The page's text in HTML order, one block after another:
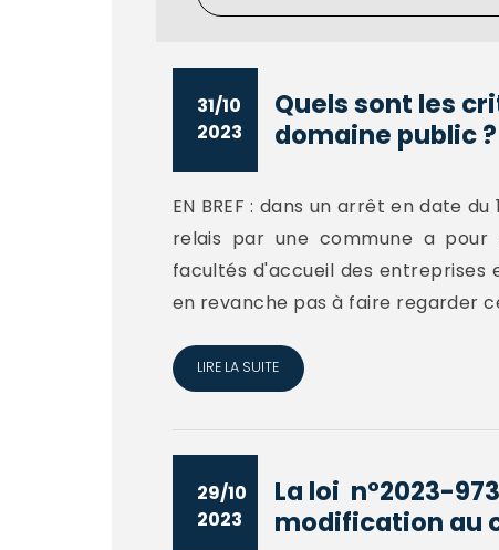
31/10
2023
Quels sont les
domaine public ?
EN BREF : dans un arrêt en date
relais par une commune a
facultés d'accueil des
en revanche pas à faire regarder
LIRE LA SUITE
29/10
2023
La loi n°2023-
modification au